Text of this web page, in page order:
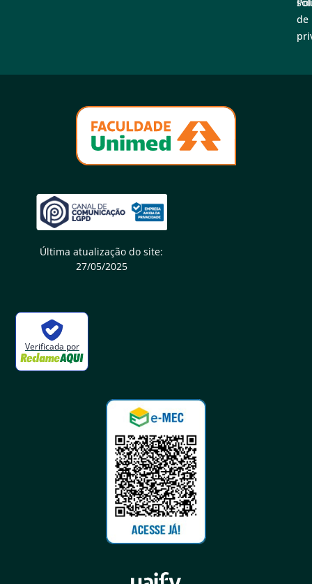
de
Última atualização do site:
27/05/2025
Verificada por